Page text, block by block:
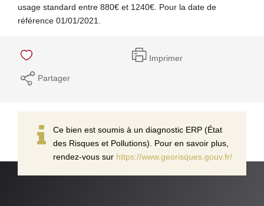
usage standard entre 880€ et 1240€. Pour la date de
référence 01/01/2021.
Imprimer
Partager
Ce bien est soumis à un diagnostic ERP (État
des Risques et Pollutions). Pour en savoir plus,
rendez-vous sur https://www.georisques.gouv.fr/